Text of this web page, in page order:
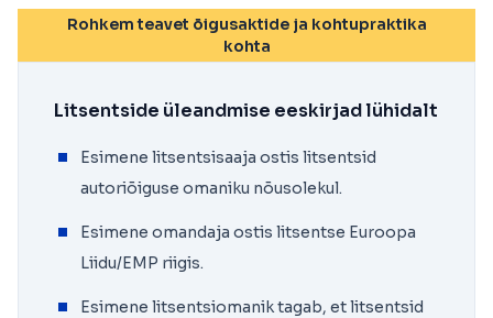
Rohkem teavet õigusaktide ja kohtupraktika
kohta
Litsentside üleandmise eeskirjad lühidalt
Esimene litsentsisaaja ostis litsentsid
autoriõiguse omaniku nõusolekul.
Esimene omandaja ostis litsentse Euroopa
Liidu/EMP riigis.
Esimene litsentsiomanik tagab, et litsentsid